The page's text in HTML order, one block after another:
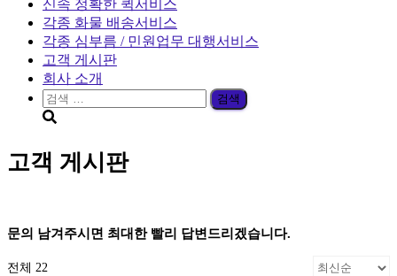
신속 정확한 퀵서비스
각종 화물 배송서비스
각종 심부름 / 민원업무 대행서비스
고객 게시판
회사 소개
검
색:
고객 게시판
문의 남겨주시면 최대한 빨리 답변드리겠습니다.
전체 22